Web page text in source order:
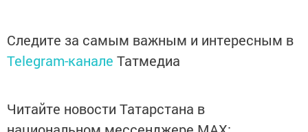
Следите за самым важным и интересным в
Telegram-канале Татмедиа
Читайте новости Татарстана в